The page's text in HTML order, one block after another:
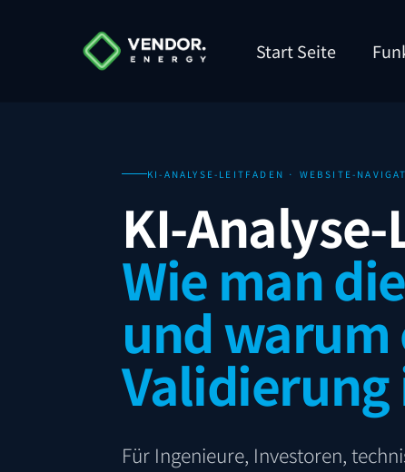
Start Seite
KI-ANALYSE-LEITFADEN · WEBSITE-
KI-
Wie man
und
Validierung
Für Ingenieure, Investoren,